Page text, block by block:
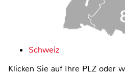
Schweiz
Klicken Sie auf Ihre PLZ oder